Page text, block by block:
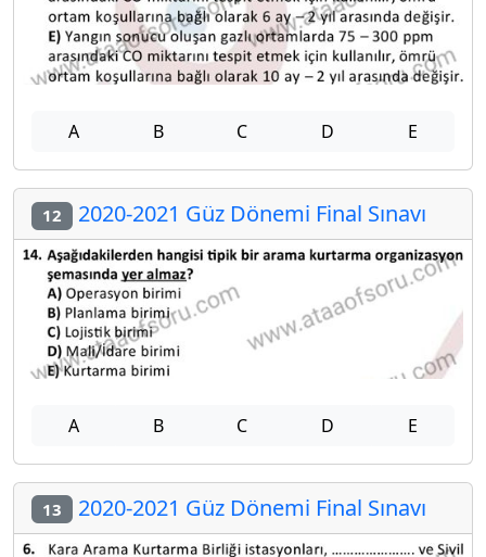
A B C D E
12 2020-2021 Güz Dönemi Final Sınavı
A B C D E
13 2020-2021 Güz Dönemi Final Sınavı